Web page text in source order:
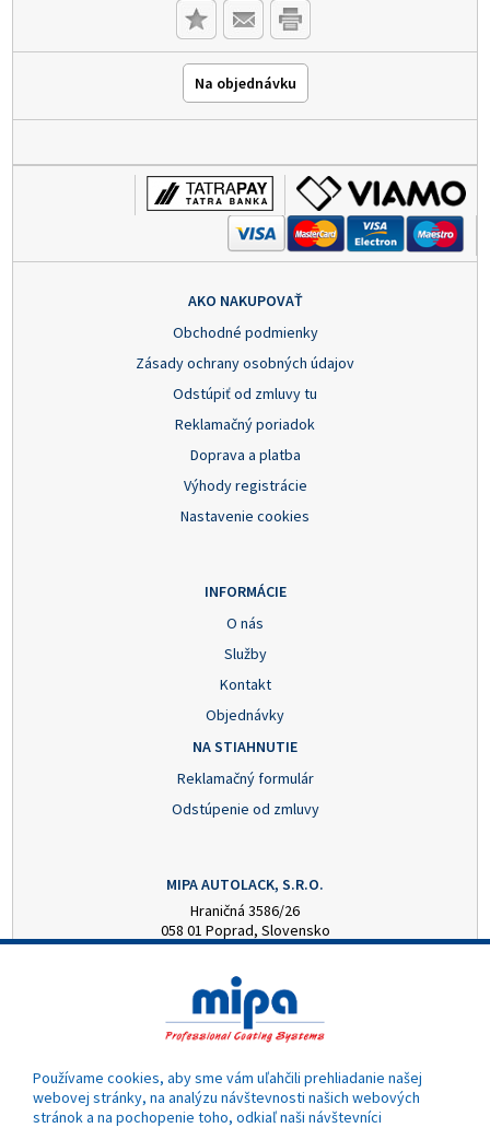
Na objednávku
AKO NAKUPOVAŤ
Obchodné podmienky
Zásady ochrany osobných údajov
Odstúpiť od zmluvy tu
Reklamačný poriadok
Doprava a platba
Výhody registrácie
Nastavenie cookies
INFORMÁCIE
O nás
Služby
Kontakt
Objednávky
NA STIAHNUTIE
Reklamačný formulár
Odstúpenie od zmluvy
MIPA AUTOLACK, S.R.O.
Hraničná 3586/26
058 01 Poprad, Slovensko
mipa@autolack.sk
OTVÁRACIE HODINY
Pondelok - Piatok: 8:00 - 16:00 hod.
Používame cookies, aby sme vám uľahčili prehliadanie našej
webovej stránky, na analýzu návštevnosti našich webových
stránok a na pochopenie toho, odkiaľ naši návštevníci